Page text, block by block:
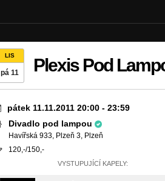
LIS
pá 11 Plexis Pod
pátek 11.11.2011 20:00 - 23:59
Divadlo pod lampou
Havířská 933, Plzeň 3, Plzeň
120,-/150,-
VYSTUPUJÍCÍ KAPELY: